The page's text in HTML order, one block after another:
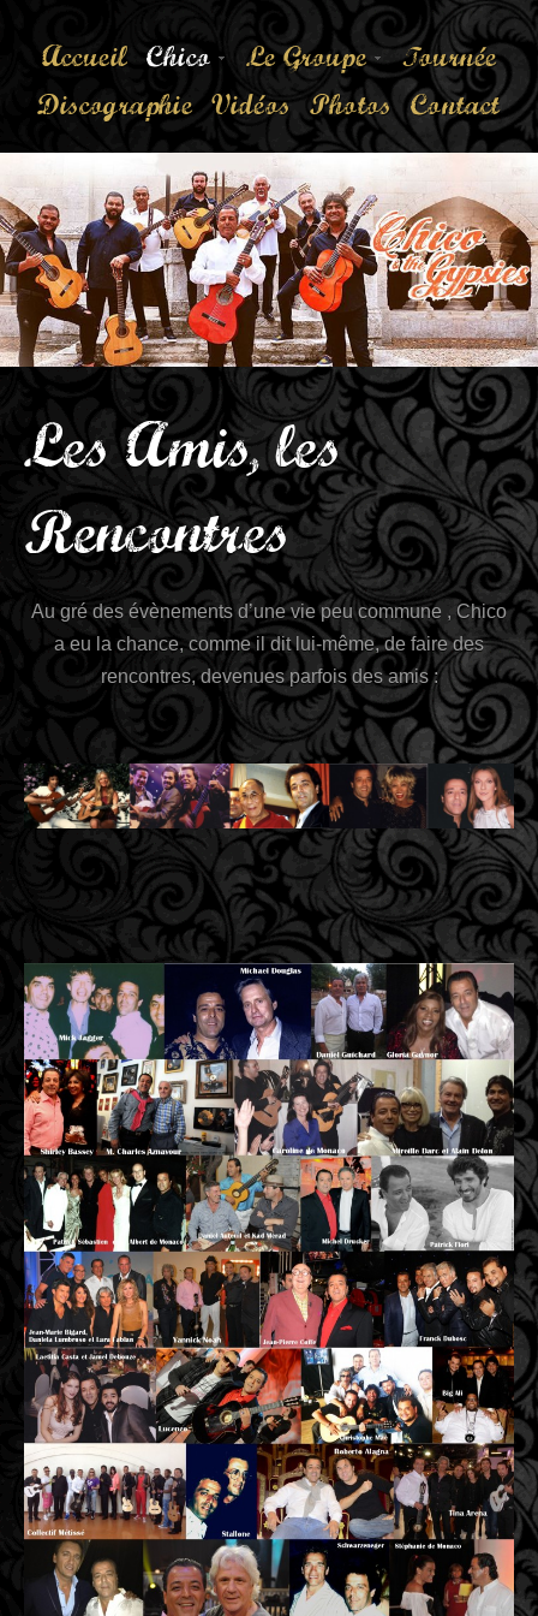
Accueil Chico Le Groupe
Tournée
Discographie Vidéos Photos Contact
Les Amis, les
Rencontres
Au gré des évènements d’une vie peu commune , Chico
a eu la chance, comme il dit lui-même, de faire des
rencontres, devenues parfois des amis :